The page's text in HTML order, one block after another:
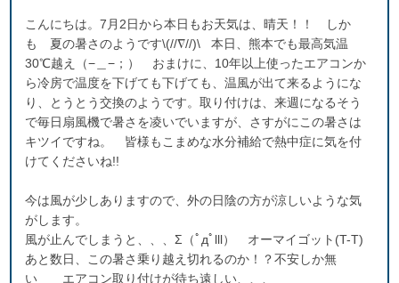
こんにちは。7月2日から本日もお天気は、晴天！！ しか
も 夏の暑さのようです\(//∇//)\ 本日、熊本でも最高気温
30℃越え（−＿−；） おまけに、10年以上使ったエアコンか
ら冷房で温度を下げても下げても、温風が出て来るようにな
り、とうとう交換のようです。取り付けは、来週になるそう
で毎日扇風機で暑さを凌いでいますが、さすがにこの暑さは
キツイですね。 皆様もこまめな水分補給で熱中症に気を付
けてくださいね!!
今は風が少しありますので、外の日陰の方が涼しいような気
がします。
風が止んでしまうと、、、Σ（ﾟдﾟlll） オーマイゴット(T-T)
あと数日、この暑さ乗り越え切れるのか！？不安しか無
い エアコン取り付けが待ち遠しい、、、